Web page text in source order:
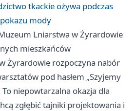
tkackie ożywa podczas
mody
Lniarstwa w Żyrardowie
mieszkańców
Żyrardowie rozpoczyna nabór
pod hasłem „Szyjemy
niepowtarzalna okazja dla
zgłębić tajniki projektowania i